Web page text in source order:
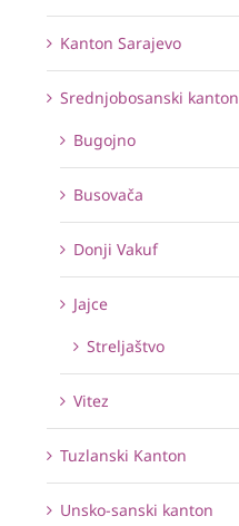
Kanton Sarajevo
Srednjobosanski kanton
Bugojno
Busovača
Donji Vakuf
Jajce
Streljaštvo
Vitez
Tuzlanski Kanton
Unsko-sanski kanton